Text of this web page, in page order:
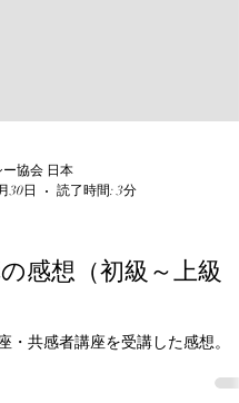
ー協会 日本
30日
感想（初級～上級
・共感者講座を受講した感想。